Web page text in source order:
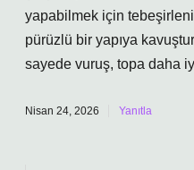
yapabilmek için
pürüzlü bir yapıya
sayede vuruş, topa daha
Nisan 24, 2026 Yanıtla